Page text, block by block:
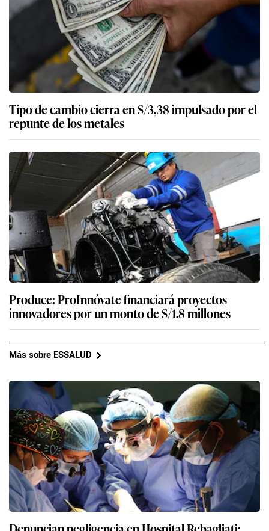
Tipo de cambio cierra en S/3,38 impulsado por el
repunte de los metales
Produce: ProInnóvate financiará proyectos
innovadores por un monto de S/1.8 millones
Más sobre ESSALUD
Denuncian negligencia en Hospital Rebagliati:
paciente asegura ser víctima de mala praxis tras
operación que perforó sus intestinos